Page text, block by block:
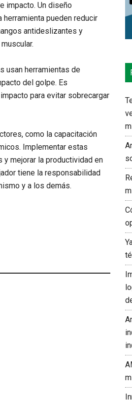
impacto. Un diseño
pueden reducir
antideslizantes y
usan herramientas de
del golpe. Es
para evitar sobrecargar
como la capacitación
Implementar estas
mejorar la productividad en
tiene la responsabilidad
y a los demás.